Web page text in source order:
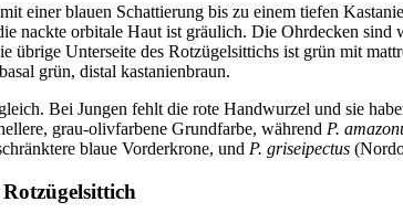
einer blauen Schattierung bis zu einem tiefen
nackte orbitale Haut ist gräulich. Die Ohrdecken
übrige Unterseite des Rotzügelsittichs ist grün mit
grün, distal kastanienbraun.
Bei Jungen fehlt die rote Handwurzel und sie
grau-olivfarbene Grundfarbe, während P.
blaue Vorderkrone, und P. griseipectus